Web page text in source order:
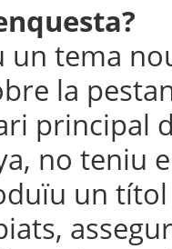
tema
la
principal
no teniu
un